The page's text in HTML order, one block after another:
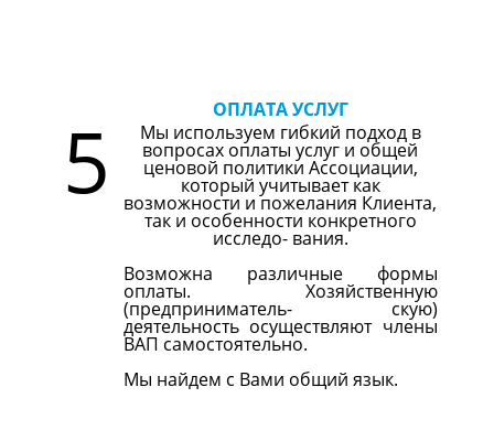
5
ОПЛАТА УСЛУГ
Мы используем гибкий подход в
вопросах оплаты услуг и общей
ценовой политики Ассоциации,
который учитывает как
возможности и пожелания Клиента,
так и особенности конкретного
исследо- вания.
Возможна различные формы
оплаты. Хозяйственную
(предприниматель- скую)
деятельность осуществляют члены
ВАП самостоятельно.
Мы найдем с Вами общий язык.